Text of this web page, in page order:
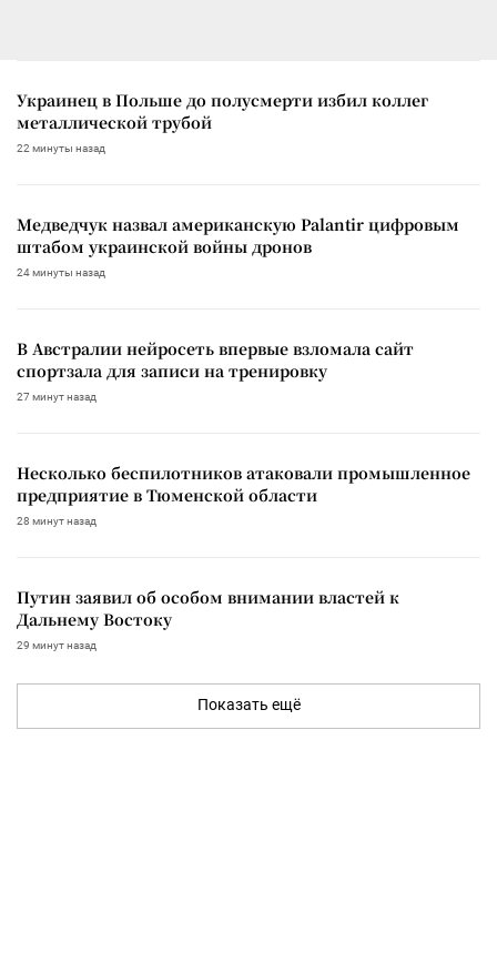
Украинец в Польше до полусмерти избил коллег
металлической трубой
22 минуты назад
Медведчук назвал американскую Palantir цифровым
штабом украинской войны дронов
24 минуты назад
В Австралии нейросеть впервые взломала сайт
спортзала для записи на тренировку
27 минут назад
Несколько беспилотников атаковали промышленное
предприятие в Тюменской области
28 минут назад
Путин заявил об особом внимании властей к
Дальнему Востоку
29 минут назад
Показать ещё